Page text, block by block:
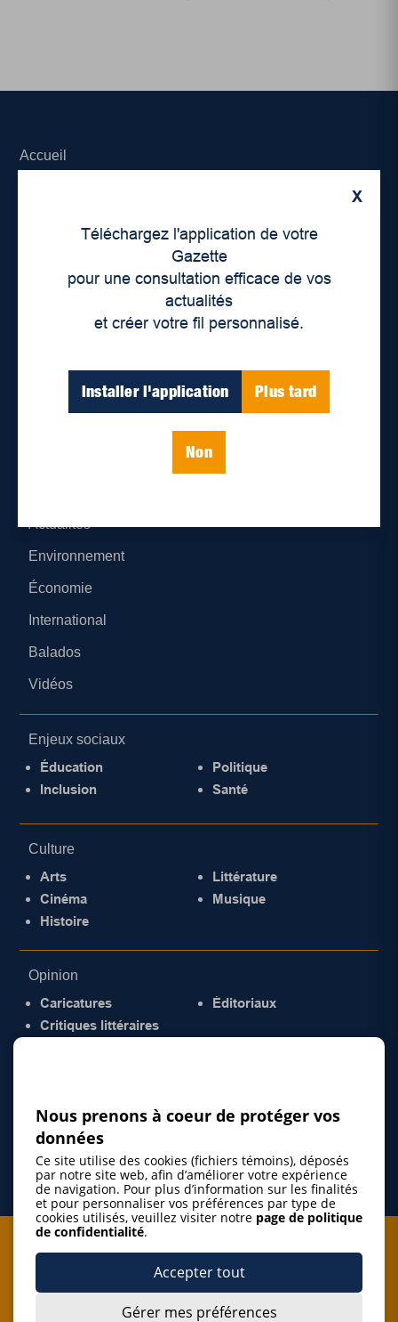
X
Téléchargez l'application de votre
Gazette
pour une consultation efficace de vos
actualités
et créer votre fil personnalisé.
Installer l'application Plus tard
Non
Accueil
Déontologie et confidentialité
Devenir partenaire
Lieux de distribution
Nous joindre
Parutions numériques
Actualités
Environnement
Économie
International
Balados
Vidéos
Enjeux sociaux
Éducation
Inclusion
Politique
Santé
Culture
Arts
Cinéma
Histoire
Littérature
Musique
Opinion
Caricatures
Critiques littéraires
Éditoriaux
Je m'abonne à l'infolettre
Nous prenons à coeur de protéger vos
données
Ce site utilise des cookies (fichiers témoins), déposés
par notre site web, afin d’améliorer votre expérience
de navigation. Pour plus d’information sur les finalités
et pour personnaliser vos préférences par type de
cookies utilisés, veuillez visiter notre page de politique
de confidentialité.
Accepter tout
Gérer mes préférences